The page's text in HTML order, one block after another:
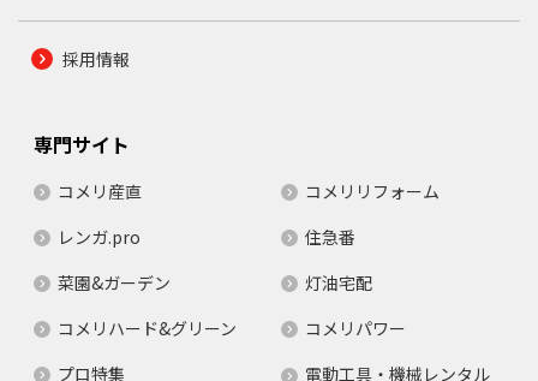
採用情報
専門サイト
コメリ産直
コメリリフォーム
レンガ.pro
住急番
菜園&ガーデン
灯油宅配
コメリハード&グリーン
コメリパワー
プロ特集
電動工具・機械レンタル